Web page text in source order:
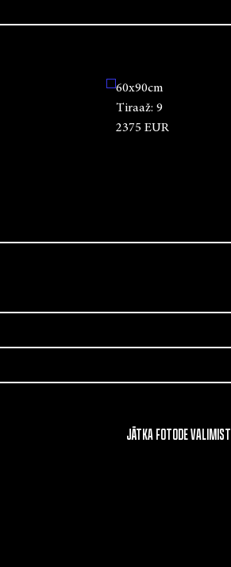
60x90cm
Tiraaž: 9
2375 EUR
JÄTKA FOTODE VALIMIST